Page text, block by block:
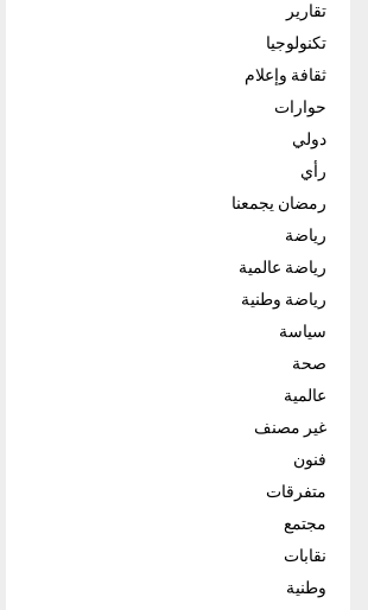
تقارير
تكنولوجيا
ثقافة وإعلام
حوارات
دولي
رأي
رمضان يجمعنا
رياضة
رياضة عالمية
رياضة وطنية
سياسة
صحة
عالمية
غير مصنف
فنون
متفرقات
مجتمع
نقابات
وطنية